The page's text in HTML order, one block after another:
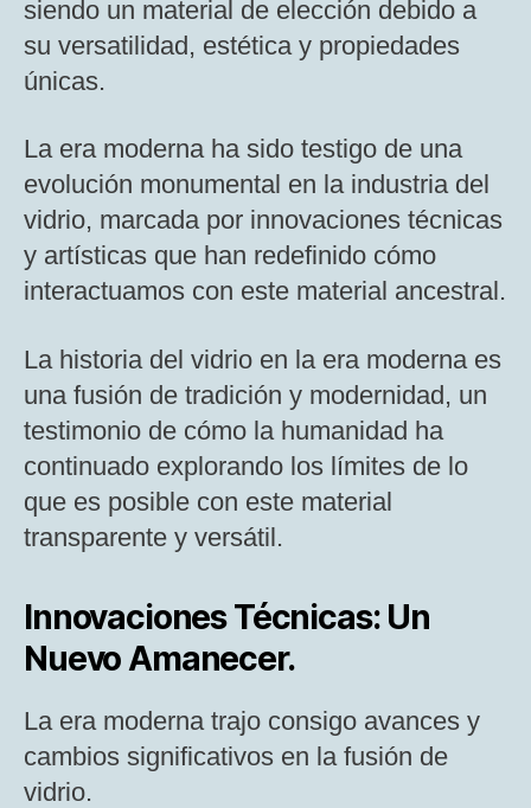
siendo un material de elección debido a
su versatilidad, estética y propiedades
únicas.
La era moderna ha sido testigo de una
evolución monumental en la industria del
vidrio, marcada por innovaciones técnicas
y artísticas que han redefinido cómo
interactuamos con este material ancestral.
La historia del vidrio en la era moderna es
una fusión de tradición y modernidad, un
testimonio de cómo la humanidad ha
continuado explorando los límites de lo
que es posible con este material
transparente y versátil.
Innovaciones Técnicas: Un
Nuevo Amanecer.
La era moderna trajo consigo avances y
cambios significativos en la fusión de
vidrio.